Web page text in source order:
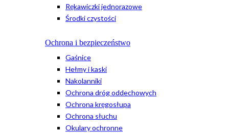
Rękawiczki jednorazowe
Środki czystości
Ochrona i bezpieczeństwo
Gaśnice
Hełmy i kaski
Nakolanniki
Ochrona dróg oddechowych
Ochrona kręgosłupa
Ochrona słuchu
Okulary ochronne